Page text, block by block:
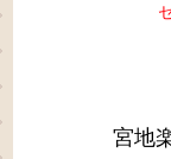
宮地